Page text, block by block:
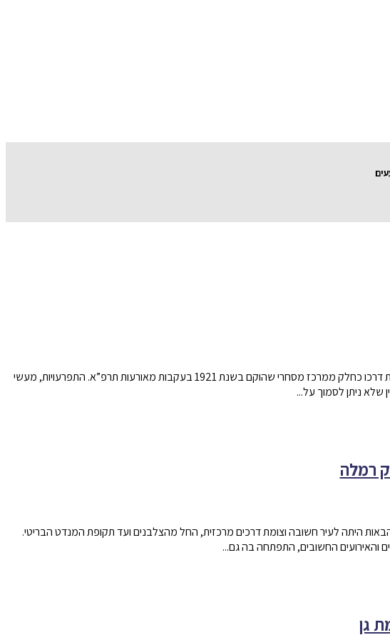
מיקום הטיול: שוק לוינסקי | שעה: 10:00 | דרך הגעה: עצמאית | עלות: 255 ש"ח .תאריכי הסיורים: 09.10, 13.10 שוק לוינסקי התחיל את דרכו כחלק ממרכז מסחרי שהוקם בשנת 1921 בעקבות מאורעות תרפ”א. התפרעויות, מעשי
שלא ניתן לסמוך על...
רמלה
היתה לעיר חשובה וצומת דרכים מרכזית, החל מהצלבנים ועד תקופת המנדט הבריטי.
והאירועים החשובים, התפתחה בה גם...
גן